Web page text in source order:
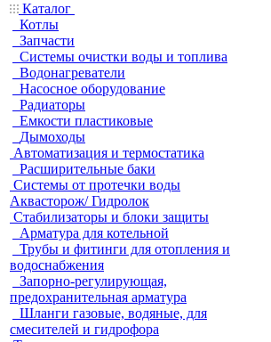
Каталог
Котлы
Запчасти
Системы очистки воды и топлива
Водонагреватели
Насосное оборудование
Радиаторы
Емкости пластиковые
Дымоходы
Автоматизация и термостатика
Расширительные баки
Системы от протечки воды
Аквасторож/ Гидролок
Стабилизаторы и блоки защиты
Арматура для котельной
Трубы и фитинги для отопления и
водоснабжения
Запорно-регулирующая,
предохранительная арматура
Шланги газовые, водяные, для
смесителей и гидрофора